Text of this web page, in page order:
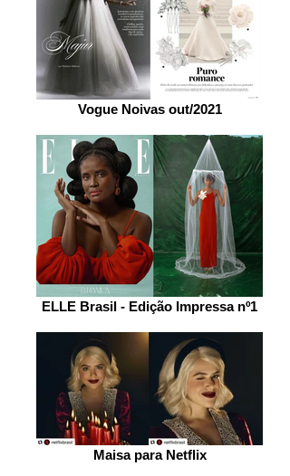
Vogue Noivas out/2021
ELLE Brasil - Edição Impressa nº1
Maisa para Netflix